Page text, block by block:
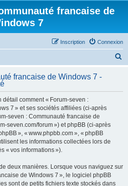
francaise de
7
Connexion
Inscription
h
francaise de Windows 7 -
comment « Forum-seven :
7 » et ses sociétés affiliées (ci-après
seven : Communauté francaise de
seven.com/forum ») et phpBB (ci-après
», « www.phpbb.com », « phpBB
les informations collectées lors de
« vos informations »).
deux manières. Lorsque vous naviguez sur
de Windows 7 », le logiciel phpBB
sont de petits fichiers texte stockés dans